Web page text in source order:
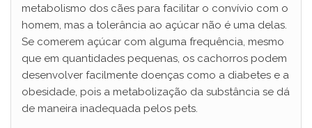
metabolismo dos cães para facilitar o convívio com o
homem, mas a tolerância ao açúcar não é uma delas.
Se comerem açúcar com alguma frequência, mesmo
que em quantidades pequenas, os cachorros podem
desenvolver facilmente doenças como a diabetes e a
obesidade, pois a metabolização da substância se dá
de maneira inadequada pelos pets.